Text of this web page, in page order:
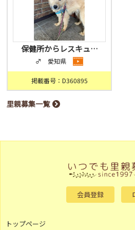
保健所からレスキュ…
♂ 愛知県
掲載番号：D360895
里親募集一覧
会員登録
トップページ